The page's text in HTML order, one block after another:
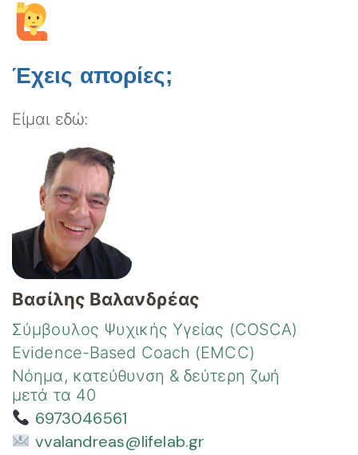
Έχεις απορίες;
Είμαι εδώ:
Βασίλης Βαλανδρέας
Σύμβουλος Ψυχικής Υγείας (COSCA)
Evidence-Based Coach (EMCC)
Νόημα, κατεύθυνση & δεύτερη ζωή
μετά τα 40
6973046561
vvalandreas@lifelab.gr